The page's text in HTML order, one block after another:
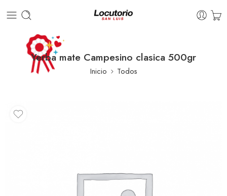
Yerba mate Campesino clasica 500gr
Inicio Todos